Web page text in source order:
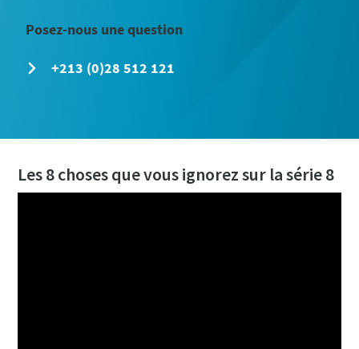
Posez-nous une question
+213 (0)28 512 121
Les 8 choses que vous ignorez sur la série 8